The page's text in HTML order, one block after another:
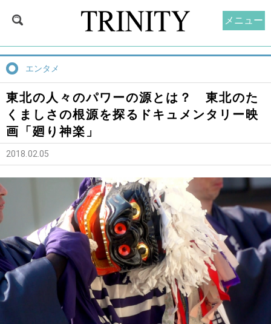
エンタメ
東北の人々のパワーの源とは？ 東北のた
くましさの根源を探るドキュメンタリー映
画「廻り神楽」
2018.02.05
メニュー